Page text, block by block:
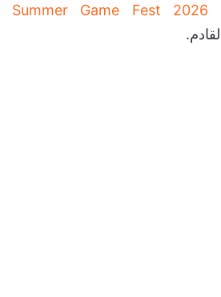
Summer Game Fest 2026